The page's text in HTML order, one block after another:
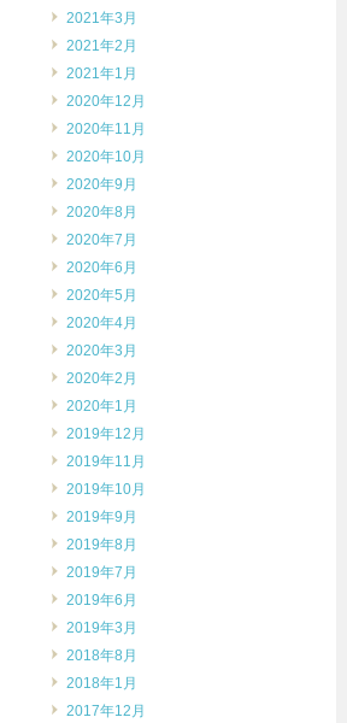
2021年3月
2021年2月
2021年1月
2020年12月
2020年11月
2020年10月
2020年9月
2020年8月
2020年7月
2020年6月
2020年5月
2020年4月
2020年3月
2020年2月
2020年1月
2019年12月
2019年11月
2019年10月
2019年9月
2019年8月
2019年7月
2019年6月
2019年3月
2018年8月
2018年1月
2017年12月